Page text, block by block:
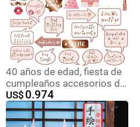
40 años de edad, fiesta de
cumpleaños accesorios de
la foto de un año de edad
Partido de oro rosa selfie
accesorios kit con palo
US$ 0.974